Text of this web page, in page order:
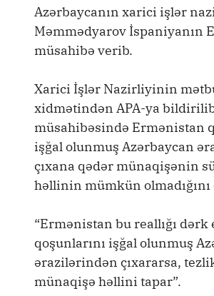
Azərbaycanın xarici işlər
Məmmədyarov İspaniyanın
müsahibə verib.
Xarici İşlər Nazirliyinin
xidmətindən APA-ya
müsahibəsində Ermənistan
işğal olunmuş Azərbaycan
çıxana qədər münaqişənin
həllinin mümkün
“Ermənistan bu reallığı dərk
qoşunlarını işğal olunmuş
ərazilərindən çıxararsa,
münaqişə həllini tapar”.